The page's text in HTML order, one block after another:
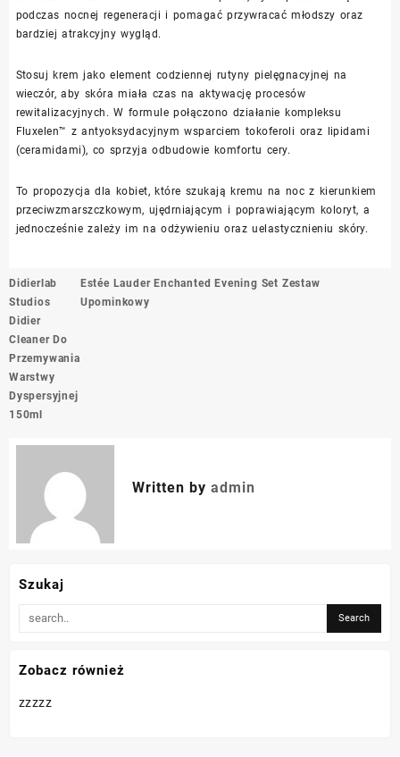
podczas nocnej regeneracji i pomagać przywracać młodszy oraz
bardziej atrakcyjny wygląd.
Stosuj krem jako element codziennej rutyny pielęgnacyjnej na
wieczór, aby skóra miała czas na aktywację procesów
rewitalizacyjnych. W formule połączono działanie kompleksu
Fluxelen™ z antyoksydacyjnym wsparciem tokoferoli oraz lipidami
(ceramidami), co sprzyja odbudowie komfortu cery.
To propozycja dla kobiet, które szukają kremu na noc z kierunkiem
przeciwzmarszczkowym, ujędrniającym i poprawiającym koloryt, a
jednocześnie zależy im na odżywieniu oraz uelastycznieniu skóry.
Nawigacja
wpisu
Didierlab
Studios
Didier
Cleaner Do
Przemywania
Warstwy
Dyspersyjnej
150ml
Estée Lauder Enchanted Evening Set Zestaw
Upominkowy
Written by admin
Szukaj
Zobacz również
zzzzz